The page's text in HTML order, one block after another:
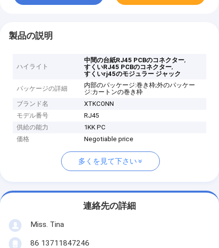
製品の説明
ハイライト
中間の台紙RJ45 PCBのコネクター,
すくいRJ45 PCBのコネクター,
すくいrj45のモジュラー ジャック
パッケージの詳細
内部のパッケージ:巻き枠;外のパッケー
ジ:カートンの巻き枠
ブランド名
XTKCONN
モデル番号
RJ45
供給の能力
1KK PC
価格
Negotiable price
多くを見て下さい
連絡先の詳細
Miss. Tina
86 13711847246